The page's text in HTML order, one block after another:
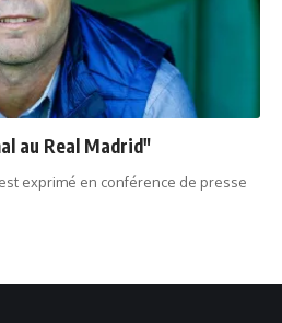
au Real Madrid"
exprimé en conférence de presse